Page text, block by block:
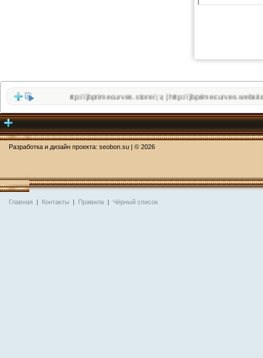
http://jbprimecurves.store/(1)|http://jbprimecurves.website/(1)
Разработка и дизайн проекта: seobon.su | © 2026
Главная | Контакты | Правила | Чёрный список